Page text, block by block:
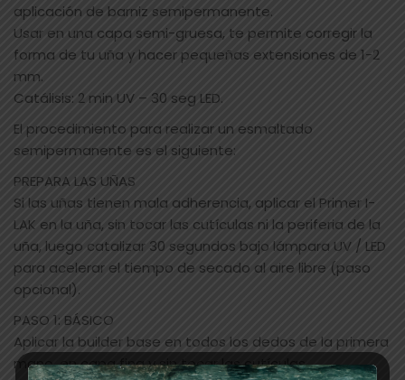
aplicación de barniz semipermanente.
Usar en una capa semi-gruesa, te permite corregir la
forma de tu uña y hacer pequeñas extensiones de 1-2
mm.
Catálisis: 2 min UV – 30 seg LED.
El procedimiento para realizar un esmaltado
semipermanente es el siguiente:
PREPARA LAS UÑAS
Si las uñas tienen mala adherencia, aplicar el Primer I-
LAK en la uña, sin tocar las cutículas ni la periferia de la
uña, luego catalizar 30 segundos bajo lámpara UV / LED
para acelerar el tiempo de secado al aire libre (paso
opcional).
PASO 1: BÁSICO
Aplicar la builder base en todos los dedos de la primera
mano, en capa fina y sin tocar las cutículas.